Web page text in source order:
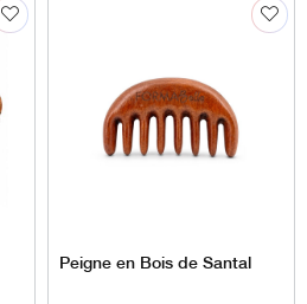
Peigne en Bois de Santal